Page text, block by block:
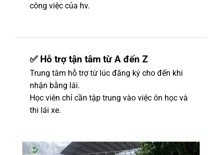
công việc của hv.
✅ Hỗ trợ tận tâm từ A đến Z
Trung tâm hỗ trợ từ lúc đăng ký cho đến khi
nhận bằng lái.
Học viên chỉ cần tập trung vào việc ôn học và
thi lái xe.